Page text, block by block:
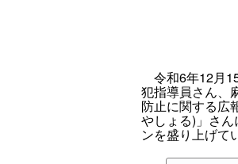
令和6年12月
犯指導員さん、
防止に関する広
やしょる)」さ
ンを盛り上げて